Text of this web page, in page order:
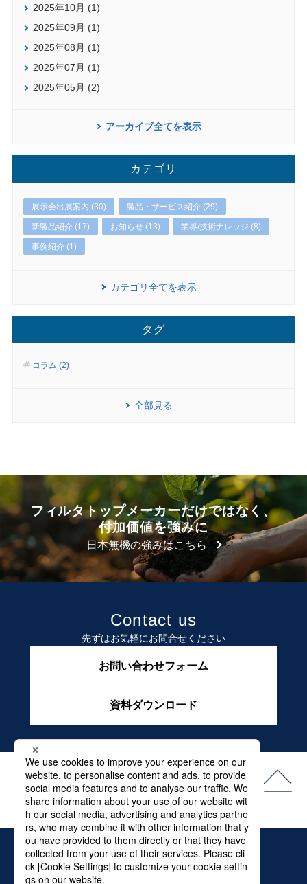
2025年10月 (1)
2025年09月 (1)
2025年08月 (1)
2025年07月 (1)
2025年05月 (2)
アーカイブ全てを表示
カテゴリ
展示会出展案内 (30) 製品・サービス紹介 (29)
新製品紹介 (17) お知らせ (13) 業界/技術ナレッジ (8)
事例紹介 (1)
カテゴリ全てを表示
タグ
コラム (2)
全部見る
フィルタトップメーカーだけではなく、
付加価値を強みに
日本無機の強みはこちら
Contact us
先ずはお気軽にお問合せください
お問い合わせフォーム
資料ダウンロード
よくある質問 最新情報
メディア